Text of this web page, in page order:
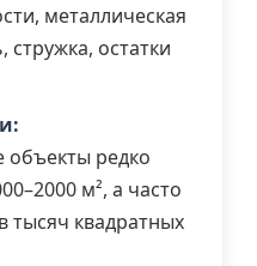
металлическая
остатки
объекты редко
м², а часто
тысяч квадратных